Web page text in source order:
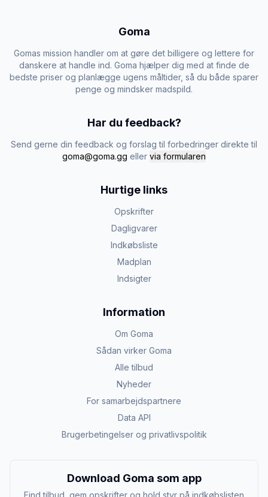
Goma
Gomas mission handler om at gøre det billigere og lettere for
danskere at handle ind. Goma hjælper dig med at finde de
bedste priser og planlægge ugens måltider, så du både sparer
penge og mindsker madspild.
Har du feedback?
Send gerne din feedback og forslag til forbedringer direkte til
goma@goma.gg eller via formularen
Hurtige links
Opskrifter
Dagligvarer
Indkøbsliste
Madplan
Indsigter
Information
Om Goma
Sådan virker Goma
Alle tilbud
Nyheder
For samarbejdspartnere
Data API
Brugerbetingelser og privatlivspolitik
Download Goma som app
Find tilbud, gem opskrifter og hold styr på indkøbslisten